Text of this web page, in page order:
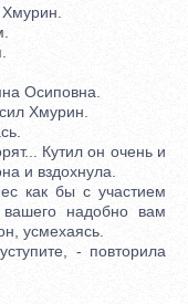
Осиповна.
Хмурин.
Кутил он очень и
и вздохнула.
как бы с участием
надобно вам
усмехаясь.
- повторила